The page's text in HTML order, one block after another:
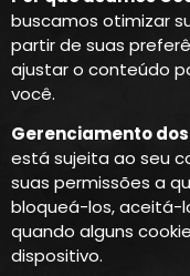
buscamos otimizar
partir de suas
ajustar o conteúdo
você.
Gerenciamento
está sujeita ao seu
suas permissões a
bloqueá-los, aceitá-
quando alguns
dispositivo.